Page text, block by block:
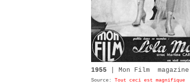
1955 | Mon Film
Source: Tout ceci est magnifique